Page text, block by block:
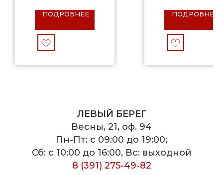
ПОДРОБНЕЕ ПОДРОБНЕЕ
ЛЕВЫЙ БЕРЕГ
Весны, 21, оф. 94
Пн-Пт: с 09:00 до 19:00;
Сб: с 10:00 до 16:00, Вс: выходной
8 (391) 275-49-82